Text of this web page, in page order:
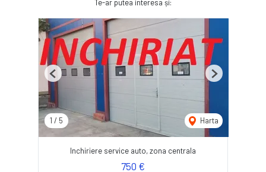
Te-ar putea interesa și:
1 / 5 Harta
Previous Next
Inchiriere service auto, zona centrala
750 €